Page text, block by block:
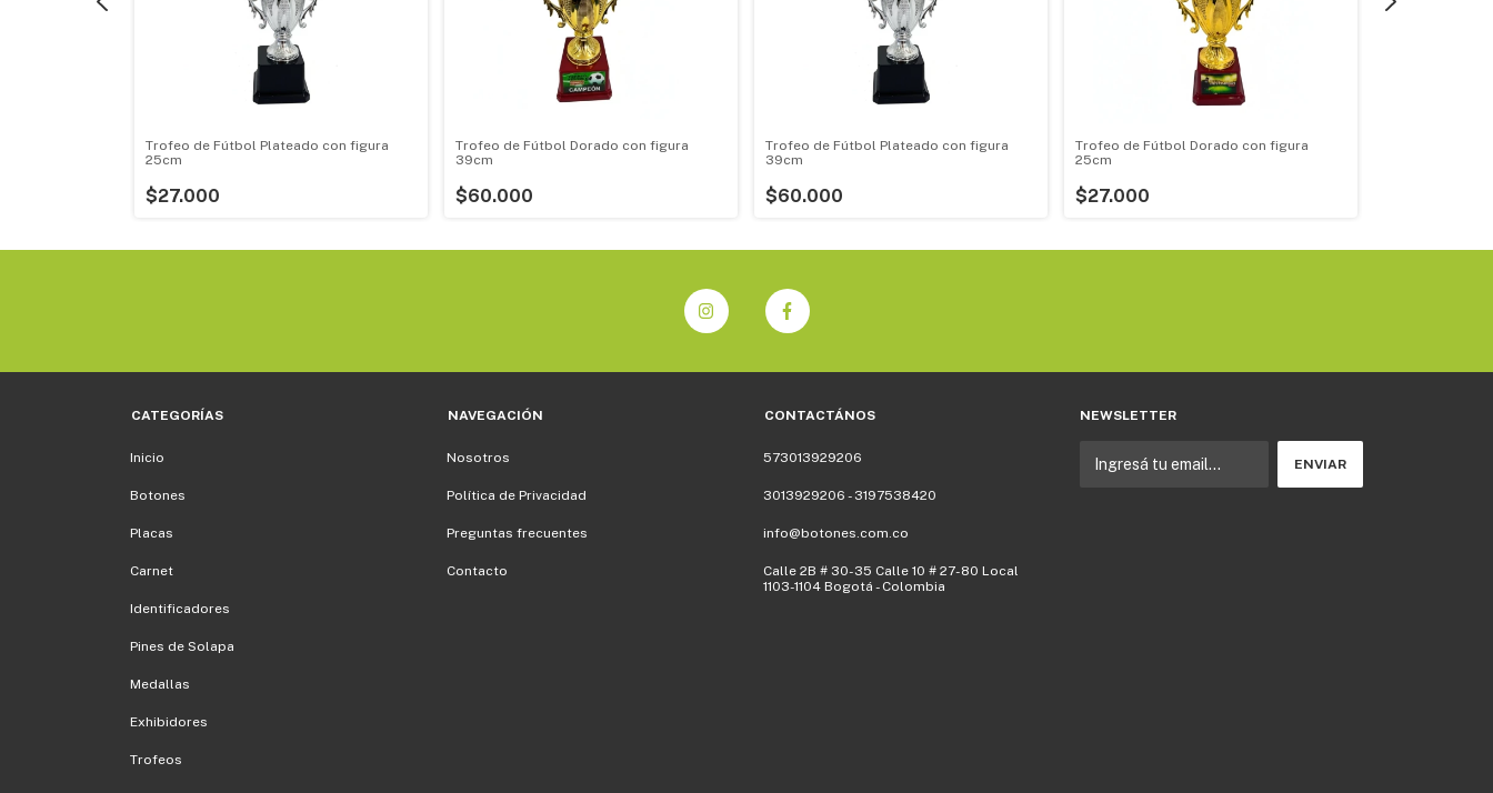
Trofeo de Fútbol Plateado con figura
25cm
$27.000
Trofeo de Fútbol Dorado con figura
39cm
$60.000
Trofeo de Fútbol Plateado con figura
39cm
$60.000
Trofeo de Fútbol Dorado con figura
25cm
$27.000
CATEGORÍAS
Inicio
Botones
Placas
Carnet
Identificadores
Pines de Solapa
Medallas
Exhibidores
Trofeos
NAVEGACIÓN
Nosotros
Política de Privacidad
Preguntas frecuentes
Contacto
CONTACTÁNOS
573013929206
3013929206 - 3197538420
info@botones.com.co
Calle 2B # 30-35 Calle 10 # 27-80 Local
1103-1104 Bogotá - Colombia
NEWSLETTER